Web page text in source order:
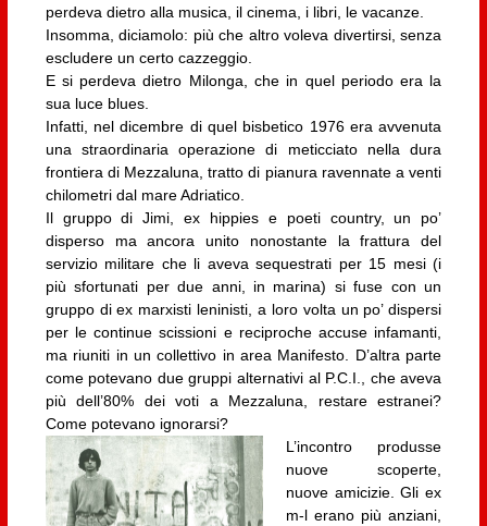
perdeva dietro alla musica, il cinema, i libri, le vacanze.
Insomma, diciamolo: più che altro voleva divertirsi, senza
escludere un certo cazzeggio.
E si perdeva dietro Milonga, che in quel periodo era la
sua luce blues.
Infatti, nel dicembre di quel bisbetico 1976 era avvenuta
una straordinaria operazione di meticciato nella dura
frontiera di Mezzaluna, tratto di pianura ravennate a venti
chilometri dal mare Adriatico.
Il gruppo di Jimi, ex hippies e poeti country, un po’
disperso ma ancora unito nonostante la frattura del
servizio militare che li aveva sequestrati per 15 mesi (i
più sfortunati per due anni, in marina) si fuse con un
gruppo di ex marxisti leninisti, a loro volta un po’ dispersi
per le continue scissioni e reciproche accuse infamanti,
ma riuniti in un collettivo in area Manifesto. D’altra parte
come potevano due gruppi alternativi al P.C.I., che aveva
più dell’80% dei voti a Mezzaluna, restare estranei?
Come potevano ignorarsi?
L’incontro produsse
nuove scoperte,
nuove amicizie. Gli ex
m-l erano più anziani,